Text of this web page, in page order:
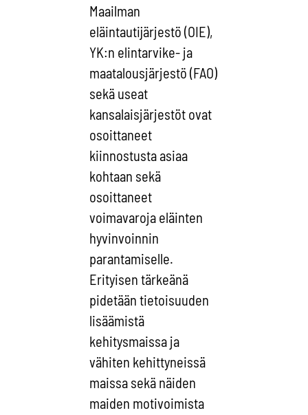
Maailman
eläintautijärjestö (OIE),
YK:n elintarvike- ja
maatalousjärjestö (FAO)
sekä useat
kansalaisjärjestöt ovat
osoittaneet
kiinnostusta asiaa
kohtaan sekä
osoittaneet
voimavaroja eläinten
hyvinvoinnin
parantamiselle.
Erityisen tärkeänä
pidetään tietoisuuden
lisäämistä
kehitysmaissa ja
vähiten kehittyneissä
maissa sekä näiden
maiden motivoimista